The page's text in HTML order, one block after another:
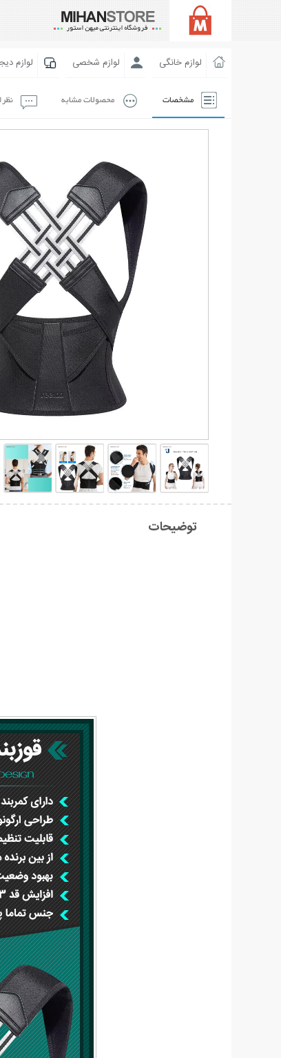
لوازم خانگی لوازم شخصی لوازم
مشخصات محصولات مشابه
توضیحات